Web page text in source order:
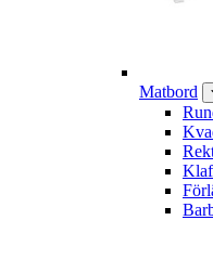
Matbord